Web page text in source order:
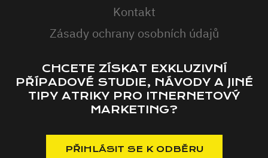
Kontakt
Zásady ochrany osobních údajů
CHCETE ZÍSKAT EXKLUZIVNÍ
PŘÍPADOVÉ STUDIE, NÁVODY A JINÉ
TIPY ATRIKY PRO ITNERNETOVÝ
MARKETING?